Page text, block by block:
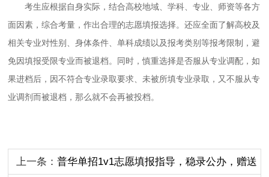
考生应根据自身实际，结合高校地域、学科、专业、师资等各方
面因素，综合考量，作出合理的志愿填报选择。还应全面了解高校及
相关专业对性别、身体条件、单科成绩以及报考类别等报考限制，避
免因填报受限专业而被退档。同时，慎重选择是否服从专业调配，如
果进档后，因不符合专业录取要求、未被所填专业录取，又不服从专
业调剂而被退档，那么就不会再被投档。
上一条：普华单招1v1志愿填报指导，稳录公办，赠送